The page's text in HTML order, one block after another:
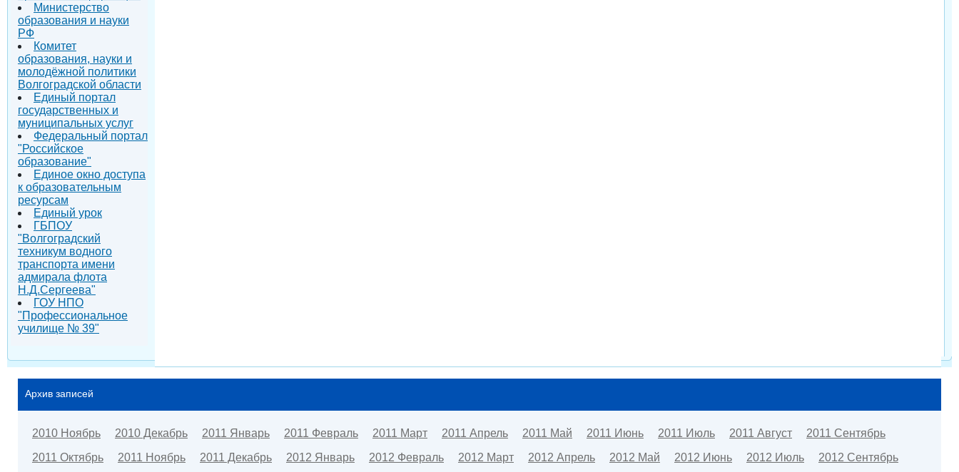
Министерство
образования и науки
РФ
Комитет
образования, науки и
молодёжной политики
Волгоградской области
Единый портал
государственных и
муниципальных услуг
Федеральный портал
"Российское
образование"
Единое окно доступа
к образовательным
ресурсам
Единый урок
ГБПОУ
"Волгоградский
техникум водного
транспорта имени
адмирала флота
Н.Д.Сергеева"
ГОУ НПО
"Профессиональное
училище № 39"
Архив записей
2010 Ноябрь 2010 Декабрь 2011 Январь 2011 Февраль 2011 Март 2011 Апрель 2011 Май 2011 Июнь 2011 Июль 2011 Август
2011 Сентябрь
2011 Октябрь
2011 Ноябрь 2011 Декабрь 2012 Январь 2012 Февраль 2012 Март 2012 Апрель 2012 Май 2012 Июнь 2012 Июль 2012 Сентябрь